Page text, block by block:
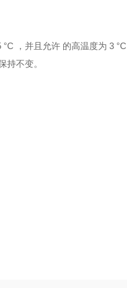
，并且允许 的高温度为 3
持不变。